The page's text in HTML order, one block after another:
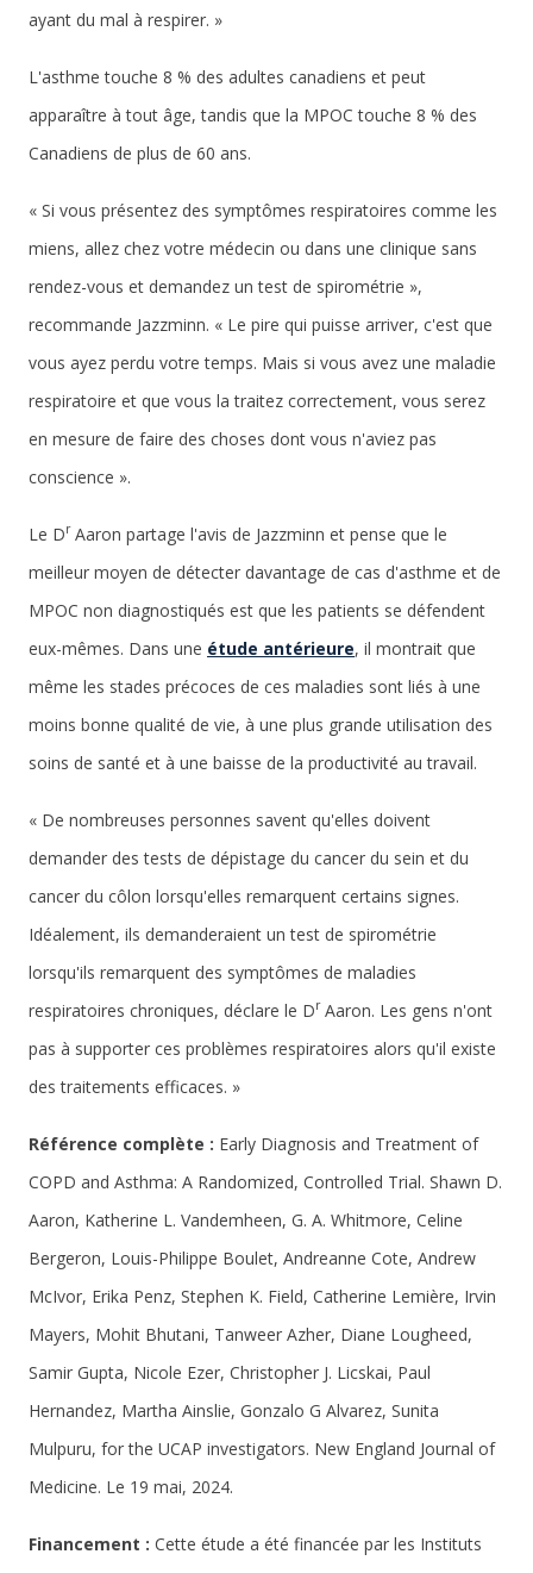
ayant du mal à respirer. »
L'asthme touche 8 % des adultes canadiens et peut
apparaître à tout âge, tandis que la MPOC touche 8 % des
Canadiens de plus de 60 ans.
« Si vous présentez des symptômes respiratoires comme les
miens, allez chez votre médecin ou dans une clinique sans
rendez-vous et demandez un test de spirométrie »,
recommande Jazzminn. « Le pire qui puisse arriver, c'est que
vous ayez perdu votre temps. Mais si vous avez une maladie
respiratoire et que vous la traitez correctement, vous serez
en mesure de faire des choses dont vous n'aviez pas
conscience ».
Le DrAaron partage l'avis de Jazzminn et pense que le
meilleur moyen de détecter davantage de cas d'asthme et de
MPOC non diagnostiqués est que les patients se défendent
eux-mêmes. Dans une étude antérieure, il montrait que
même les stades précoces de ces maladies sont liés à une
moins bonne qualité de vie, à une plus grande utilisation des
soins de santé et à une baisse de la productivité au travail.
« De nombreuses personnes savent qu'elles doivent
demander des tests de dépistage du cancer du sein et du
cancer du côlon lorsqu'elles remarquent certains signes.
Idéalement, ils demanderaient un test de spirométrie
lorsqu'ils remarquent des symptômes de maladies
respiratoires chroniques, déclare le DrAaron. Les gens n'ont
pas à supporter ces problèmes respiratoires alors qu'il existe
des traitements efficaces. »
Référence complète : Early Diagnosis and Treatment of
COPD and Asthma: A Randomized, Controlled Trial. Shawn D.
Aaron, Katherine L. Vandemheen, G. A. Whitmore, Celine
Bergeron, Louis-Philippe Boulet, Andreanne Cote, Andrew
McIvor, Erika Penz, Stephen K. Field, Catherine Lemière, Irvin
Mayers, Mohit Bhutani, Tanweer Azher, Diane Lougheed,
Samir Gupta, Nicole Ezer, Christopher J. Licskai, Paul
Hernandez, Martha Ainslie, Gonzalo G Alvarez, Sunita
Mulpuru, for the UCAP investigators. New England Journal of
Medicine. Le 19 mai, 2024.
Financement : Cette étude a été financée par les Instituts